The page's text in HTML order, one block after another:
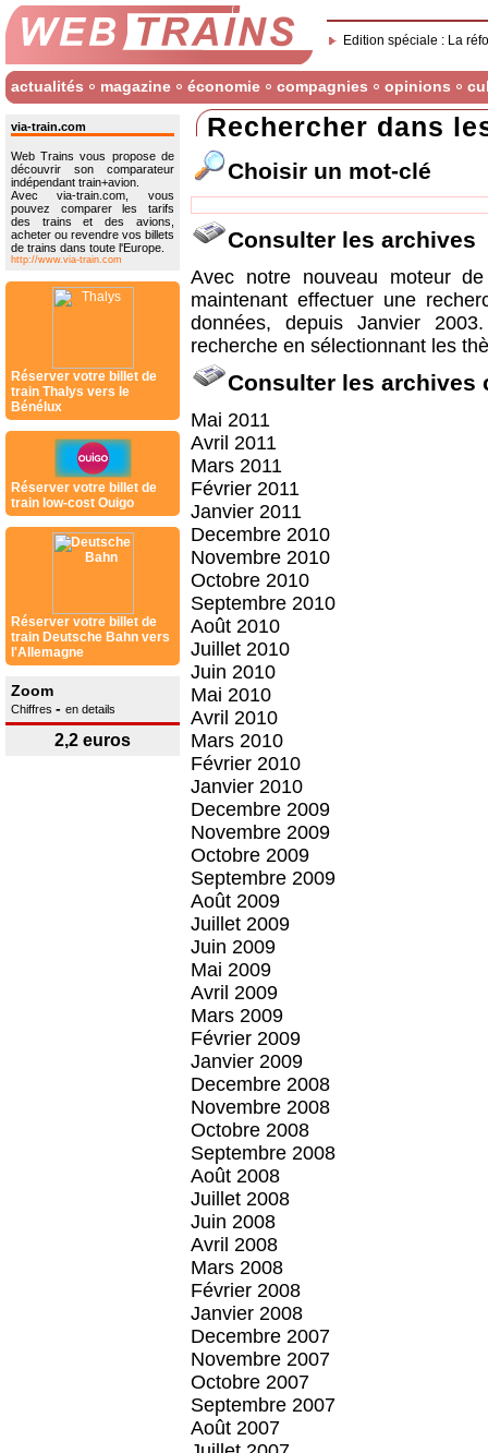
Edition spéciale : La
actualités magazine économie compagnies opinions
via-train.com
Web Trains vous propose de
découvrir son comparateur
indépendant train+avion.
Avec via-train.com, vous
pouvez comparer les tarifs
des trains et des avions,
acheter ou revendre vos billets
de trains dans toute l'Europe.
http://www.via-train.com
Réserver votre billet de
train Thalys vers le
Bénélux
Réserver votre billet de
train low-cost Ouigo
Réserver votre billet de
train Deutsche Bahn vers
l'Allemagne
Zoom
Chiffres - en details
2,2 euros
Rechercher dans
Choisir un mot-clé
Consulter les archives
Avec notre nouveau moteur
maintenant effectuer une
données, depuis Janvier
recherche en sélectionnant les
Consulter les archives
Mai 2011
Avril 2011
Mars 2011
Février 2011
Janvier 2011
Decembre 2010
Novembre 2010
Octobre 2010
Septembre 2010
Août 2010
Juillet 2010
Juin 2010
Mai 2010
Avril 2010
Mars 2010
Février 2010
Janvier 2010
Decembre 2009
Novembre 2009
Octobre 2009
Septembre 2009
Août 2009
Juillet 2009
Juin 2009
Mai 2009
Avril 2009
Mars 2009
Février 2009
Janvier 2009
Decembre 2008
Novembre 2008
Octobre 2008
Septembre 2008
Août 2008
Juillet 2008
Juin 2008
Avril 2008
Mars 2008
Février 2008
Janvier 2008
Decembre 2007
Novembre 2007
Octobre 2007
Septembre 2007
Août 2007